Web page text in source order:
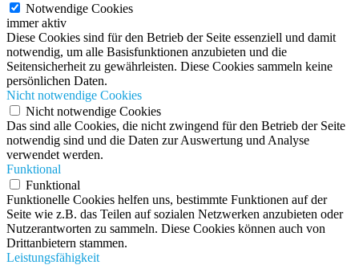
Notwendige Cookies
immer aktiv
Diese Cookies sind für den Betrieb der Seite essenziell und damit
notwendig, um alle Basisfunktionen anzubieten und die
Seitensicherheit zu gewährleisten. Diese Cookies sammeln keine
persönlichen Daten.
Nicht notwendige Cookies
Nicht notwendige Cookies
Das sind alle Cookies, die nicht zwingend für den Betrieb der Seite
notwendig sind und die Daten zur Auswertung und Analyse
verwendet werden.
Funktional
Funktional
Funktionelle Cookies helfen uns, bestimmte Funktionen auf der
Seite wie z.B. das Teilen auf sozialen Netzwerken anzubieten oder
Nutzerantworten zu sammeln. Diese Cookies können auch von
Drittanbietern stammen.
Leistungsfähigkeit